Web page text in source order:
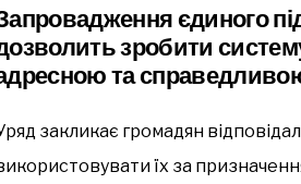
єдиного
зробити
та
закликає громадян
їх за